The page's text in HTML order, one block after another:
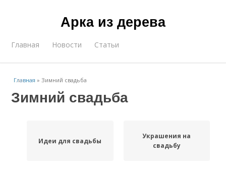
Арка из дерева
Главная Новости Статьи
Главная »Зимний свадьба
Зимний свадьба
Идеи для свадьбы
Украшения на
свадьбу